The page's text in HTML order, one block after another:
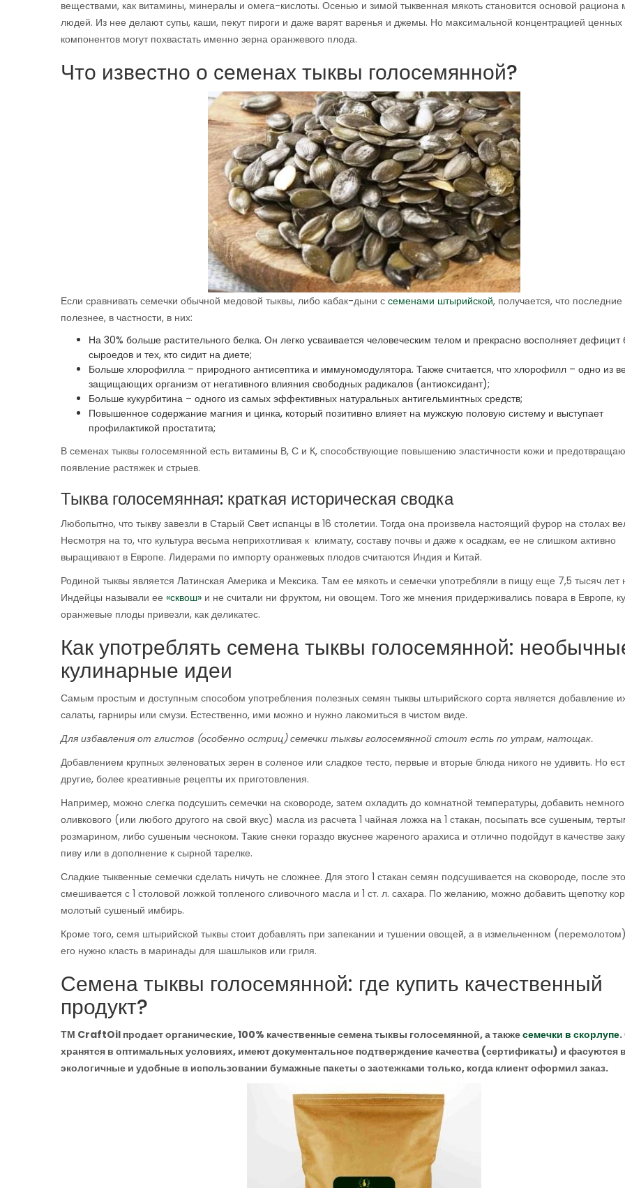
веществами, как витамины, минералы и омега-кислоты. Осенью и зимой тыквенная мякоть становится основой рациона
людей. Из нее делают супы, каши, пекут пироги и даже варят варенья и джемы. Но максимальной концентрацией ценных
компонентов могут похвастать именно зерна оранжевого плода.
Что известно о семенах тыквы голосемянной?
Если сравнивать семечки обычной медовой тыквы, либо кабак-дыни с семенами штырийской, получается, что последние
полезнее, в частности, в них:
На 30% больше растительного белка. Он легко усваивается человеческим телом и прекрасно восполняет дефицит
сыроедов и тех, кто сидит на диете;
Больше хлорофилла – природного антисептика и иммуномодулятора. Также считается, что хлорофилл – одно из
защищающих организм от негативного влияния свободных радикалов (антиоксидант);
Больше кукурбитина – одного из самых эффективных натуральных антигельминтных средств;
Повышенное содержание магния и цинка, который позитивно влияет на мужскую половую систему и выступает
профилактикой простатита;
В семенах тыквы голосемянной есть витамины В, С и К, способствующие повышению эластичности кожи и
появление растяжек и стрыев.
Тыква голосемянная: краткая историческая сводка
Любопытно, что тыкву завезли в Старый Свет испанцы в 16 столетии. Тогда она произвела настоящий фурор на столах
Несмотря на то, что культура весьма неприхотливая к климату, составу почвы и даже к осадкам, ее не слишком активно
выращивают в Европе. Лидерами по импорту оранжевых плодов считаются Индия и Китай.
Родиной тыквы является Латинская Америка и Мексика. Там ее мякоть и семечки употребляли в пищу еще 7,5 тысяч лет
Индейцы называли ее «сквош» и не считали ни фруктом, ни овощем. Того же мнения придерживались повара в Европе,
оранжевые плоды привезли, как деликатес.
Как употреблять семена тыквы голосемянной:
кулинарные идеи
Самым простым и доступным способом употребления полезных семян тыквы штырийского сорта является добавление
салаты, гарниры или смузи. Естественно, ими можно и нужно лакомиться в чистом виде.
Для избавления от глистов (особенно остриц) семечки тыквы голосемянной стоит есть по утрам, натощак.
Добавлением крупных зеленоватых зерен в соленое или сладкое тесто, первые и вторые блюда никого не удивить. Но
другие, более креативные рецепты их приготовления.
Например, можно слегка подсушить семечки на сковороде, затем охладить до комнатной температуры, добавить немного
оливкового (или любого другого на свой вкус) масла из расчета 1 чайная ложка на 1 стакан, посыпать все сушеным,
розмарином, либо сушеным чесноком. Такие снеки гораздо вкуснее жареного арахиса и отлично подойдут в качестве
пиву или в дополнение к сырной тарелке.
Сладкие тыквенные семечки сделать ничуть не сложнее. Для этого 1 стакан семян подсушивается на сковороде, после
смешивается с 1 столовой ложкой топленого сливочного масла и 1 ст. л. сахара. По желанию, можно добавить щепотку
молотый сушеный имбирь.
Кроме того, семя штырийской тыквы стоит добавлять при запекании и тушении овощей, а в измельченном
его нужно класть в маринады для шашлыков или гриля.
Семена тыквы голосемянной: где купить качественный
продукт?
ТМ CraftOil продает органические, 100% качественные семена тыквы голосемянной, а такжесемечки в скорлупе
хранятся в оптимальных условиях, имеют документальное подтверждение качества (сертификаты) и фасуются в
экологичные и удобные в использовании бумажные пакеты с застежками только, когда клиент оформил заказ.